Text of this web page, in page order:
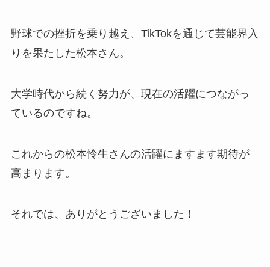
野球での挫折を乗り越え、TikTokを通じて芸能界入
りを果たした松本さん。
大学時代から続く努力が、現在の活躍につながっ
ているのですね。
これからの松本怜生さんの活躍にますます期待が
高まります。
それでは、ありがとうございました！